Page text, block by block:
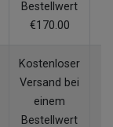
Bestellwert
€170.00
Kostenloser
Versand bei
einem
Bestellwert